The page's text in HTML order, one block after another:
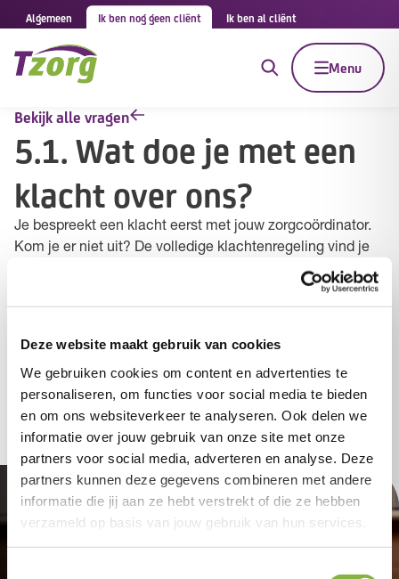
Deze website maakt gebruik van cookies
We gebruiken cookies om content en advertenties te
personaliseren, om functies voor social media te bieden
en om ons websiteverkeer te analyseren. Ook delen we
informatie over jouw gebruik van onze site met onze
partners voor social media, adverteren en analyse. Deze
partners kunnen deze gegevens combineren met andere
informatie die jij aan ze hebt verstrekt of die ze hebben
verzameld op basis van jouw gebruik van hun services.
Algemeen Ik ben nog geen cliënt Ik ben al cliënt
Menu
Bekijk alle vragen
5.1. Wat doe je met een
klacht over ons?
Je bespreekt een klacht eerst met jouw zorgcoördinator.
Kom je er niet uit? De volledige klachtenregeling vind je
of kun je opvragen bij jouw zorgcoördinator. Deze
klachtenregeling beschrijft de wijze waarop je een klacht
kunt indienen bij Tzorg en op welke wijze Tzorg omgaat
op grond van ontvangen klachten, structurele
tekortkomingen in de dienstverlening en/of organisatie
signaleren en te verbeteren.
Aangenaam
thuis.